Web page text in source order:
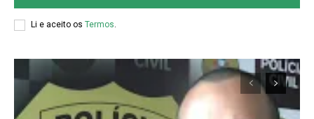
Li e aceito os Termos.